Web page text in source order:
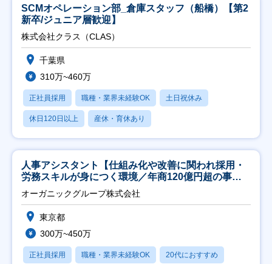
SCMオペレーション部_倉庫スタッフ（船橋）【第2
新卒/ジュニア層歓迎】
株式会社クラス（CLAS）
千葉県
310万~460万
正社員採用 職種・業界未経験OK 土日祝休み
休日120日以上 産休・育休あり
人事アシスタント【仕組み化や改善に関われ採用・
労務スキルが身につく環境／年商120億円超の事業
会社】
オーガニックグループ株式会社
東京都
300万~450万
正社員採用 職種・業界未経験OK 20代におすすめ